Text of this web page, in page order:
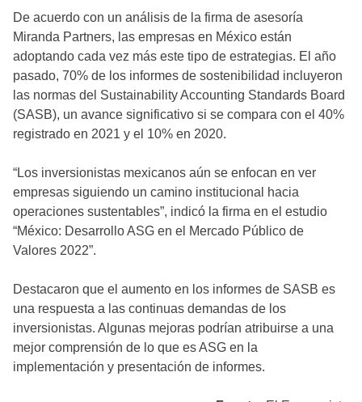
De acuerdo con un análisis de la firma de asesoría
Miranda Partners, las empresas en México están
adoptando cada vez más este tipo de estrategias. El año
pasado, 70% de los informes de sostenibilidad incluyeron
las normas del Sustainability Accounting Standards Board
(SASB), un avance significativo si se compara con el 40%
registrado en 2021 y el 10% en 2020.
“Los inversionistas mexicanos aún se enfocan en ver
empresas siguiendo un camino institucional hacia
operaciones sustentables”, indicó la firma en el estudio
“México: Desarrollo ASG en el Mercado Público de
Valores 2022”.
Destacaron que el aumento en los informes de SASB es
una respuesta a las continuas demandas de los
inversionistas. Algunas mejoras podrían atribuirse a una
mejor comprensión de lo que es ASG en la
implementación y presentación de informes.